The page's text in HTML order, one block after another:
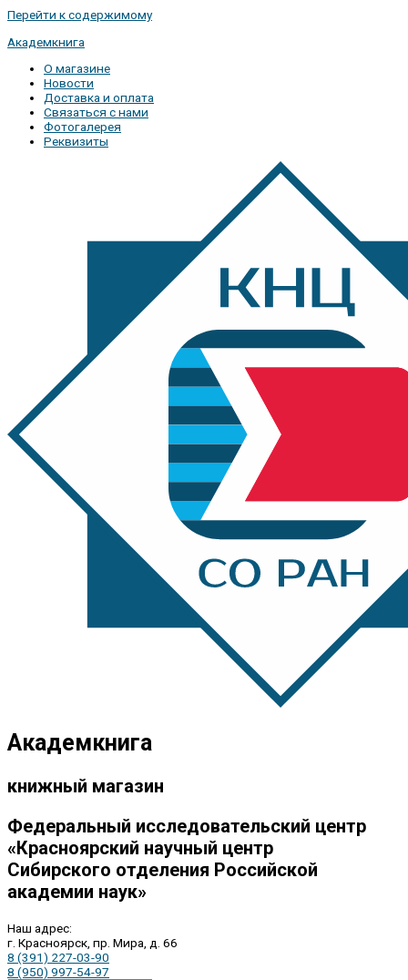
Перейти к содержимому
Академкнига
О магазине
Новости
Доставка и оплата
Связаться с нами
Фотогалерея
Реквизиты
Академкнига
книжный магазин
Федеральный исследовательский центр
«Красноярский научный центр
Сибирского отделения Российской
академии наук»
Наш адрес:
г. Красноярск, пр. Мира, д. 66
8 (391) 227-03-90
8 (950) 997-54-97